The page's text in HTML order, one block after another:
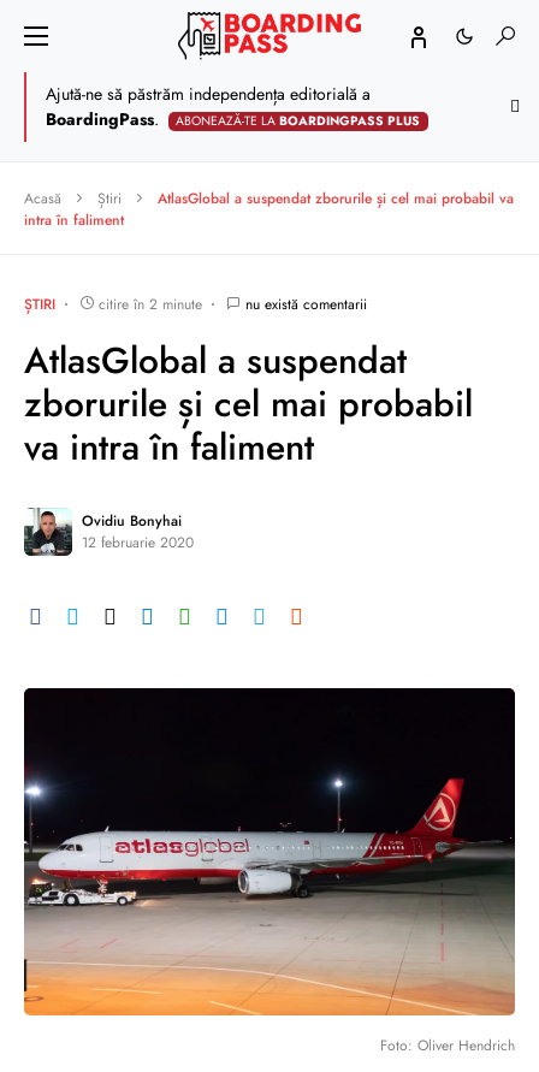
Ajută-ne să păstrăm independența editorială a
BoardingPass. ABONEAZĂ-TE LABOARDINGPASS PLUS
Acasă Știri
AtlasGlobal a suspendat zborurile și cel mai probabil va
intra în faliment
ȘTIRI citire în 2 minute nu există comentarii
AtlasGlobal a suspendat
zborurile și cel mai probabil
va intra în faliment
Ovidiu Bonyhai
12 februarie 2020
Foto: Oliver Hendrich